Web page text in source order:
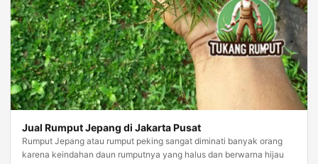
Jual Rumput Jepang di Jakarta Pusat
Rumput Jepang atau rumput peking sangat diminati banyak orang
karena keindahan daun rumputnya yang halus dan berwarna hijau